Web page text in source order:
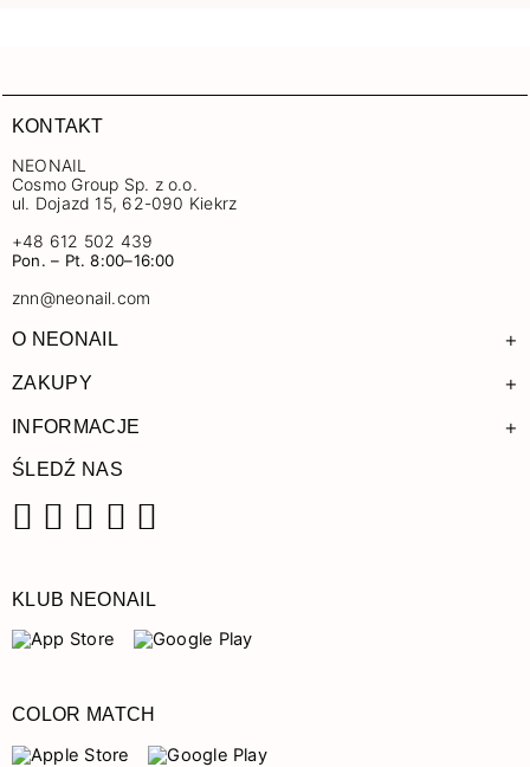
KONTAKT
NEONAIL
Cosmo Group Sp. z o.o.
ul. Dojazd 15, 62-090 Kiekrz
+48 612 502 439
Pon. – Pt. 8:00–16:00
znn@neonail.com
O NEONAIL +
ZAKUPY +
INFORMACJE +
ŚLEDŹ NAS
KLUB NEONAIL
COLOR MATCH